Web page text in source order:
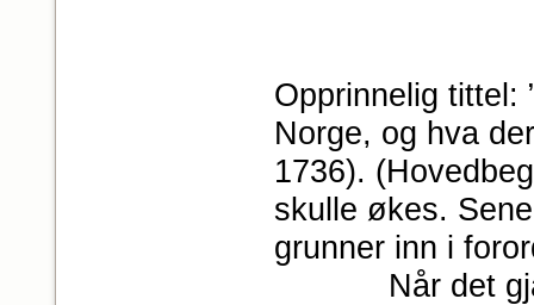
Opprinnelig tittel:
Norge, og hva
1736).
skulle økes.
grunner inn i
Når det